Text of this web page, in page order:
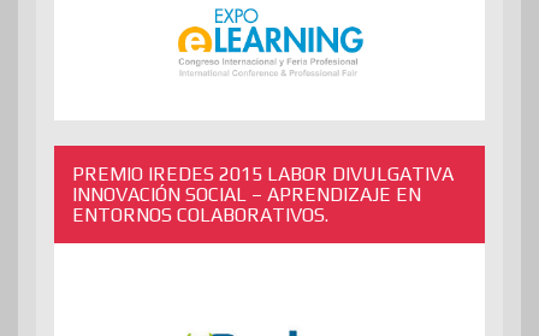
PREMIO IREDES 2015 LABOR DIVULGATIVA
INNOVACIÓN SOCIAL – APRENDIZAJE EN
ENTORNOS COLABORATIVOS.